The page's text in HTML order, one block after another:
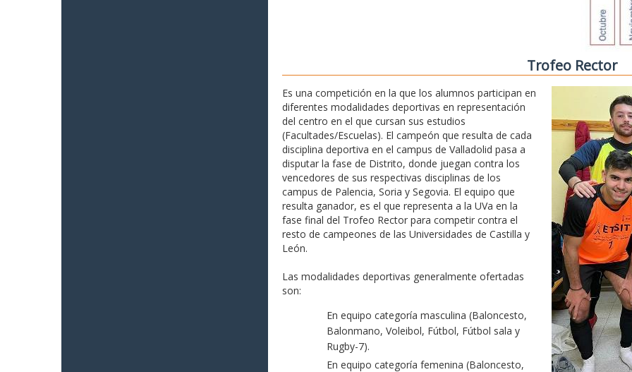
Trofeo Rector
Es una competición en la que los alumnos participan en
diferentes modalidades deportivas en representación
del centro en el que cursan sus estudios
(Facultades/Escuelas). El campeón que resulta de cada
disciplina deportiva en el campus de Valladolid pasa a
disputar la fase de Distrito, donde juegan contra los
vencedores de sus respectivas disciplinas de los
campus de Palencia, Soria y Segovia. El equipo que
resulta ganador, es el que representa a la UVa en la
fase final del Trofeo Rector para competir contra el
resto de campeones de las Universidades de Castilla y
León.
Las modalidades deportivas generalmente ofertadas
son:
En equipo categoría masculina (Baloncesto,
Balonmano, Voleibol, Fútbol, Fútbol sala y
Rugby-7).
En equipo categoría femenina (Baloncesto,